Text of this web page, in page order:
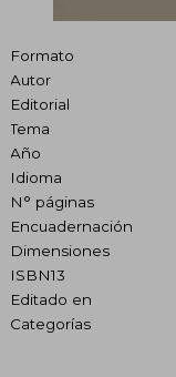
Formato
Autor
Editorial
Tema
Año
Idioma
N° páginas
Encuadernación
Dimensiones
ISBN13
Editado en
Categorías